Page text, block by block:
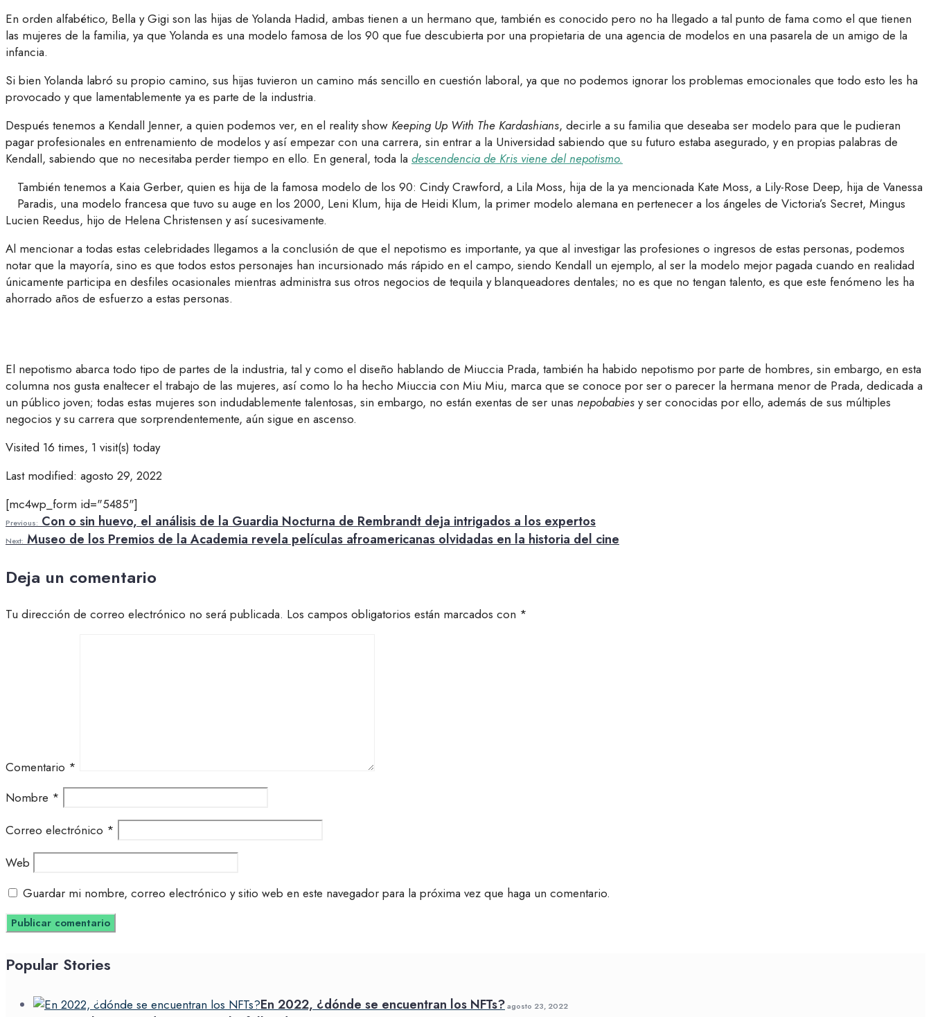
En orden alfabético, Bella y Gigi son las hijas de Yolanda Hadid, ambas tienen a un hermano que, también es conocido pero no ha llegado a tal punto de fama como el que tienen
las mujeres de la familia, ya que Yolanda es una modelo famosa de los 90 que fue descubierta por una propietaria de una agencia de modelos en una pasarela de un amigo de la
infancia.
Si bien Yolanda labró su propio camino, sus hijas tuvieron un camino más sencillo en cuestión laboral, ya que no podemos ignorar los problemas emocionales que todo esto les ha
provocado y que lamentablemente ya es parte de la industria.
Después tenemos a Kendall Jenner, a quien podemos ver, en el reality show Keeping Up With The Kardashians, decirle a su familia que deseaba ser modelo para que le pudieran
pagar profesionales en entrenamiento de modelos y así empezar con una carrera, sin entrar a la Universidad sabiendo que su futuro estaba asegurado, y en propias palabras de
Kendall, sabiendo que no necesitaba perder tiempo en ello. En general, toda la descendencia de Kris viene del nepotismo.
También tenemos a Kaia Gerber, quien es hija de la famosa modelo de los 90: Cindy Crawford, a Lila Moss, hija de la ya mencionada Kate Moss, a Lily-Rose Deep, hija de Vanessa
Paradis, una modelo francesa que tuvo su auge en los 2000, Leni Klum, hija de Heidi Klum, la primer modelo alemana en pertenecer a los ángeles de Victoria’s Secret, Mingus
Lucien Reedus, hijo de Helena Christensen y así sucesivamente.
Al mencionar a todas estas celebridades llegamos a la conclusión de que el nepotismo es importante, ya que al investigar las profesiones o ingresos de estas personas, podemos
notar que la mayoría, sino es que todos estos personajes han incursionado más rápido en el campo, siendo Kendall un ejemplo, al ser la modelo mejor pagada cuando en realidad
únicamente participa en desfiles ocasionales mientras administra sus otros negocios de tequila y blanqueadores dentales; no es que no tengan talento, es que este fenómeno les ha
ahorrado años de esfuerzo a estas personas.
El nepotismo abarca todo tipo de partes de la industria, tal y como el diseño hablando de Miuccia Prada, también ha habido nepotismo por parte de hombres, sin embargo, en esta
columna nos gusta enaltecer el trabajo de las mujeres, así como lo ha hecho Miuccia con Miu Miu, marca que se conoce por ser o parecer la hermana menor de Prada, dedicada a
un público joven; todas estas mujeres son indudablemente talentosas, sin embargo, no están exentas de ser unas nepobabies y ser conocidas por ello, además de sus múltiples
negocios y su carrera que sorprendentemente, aún sigue en ascenso.
Visited 16 times, 1 visit(s) today
Last modified: agosto 29, 2022
[mc4wp_form id="5485"]
Previous:Con o sin huevo, el análisis de la Guardia Nocturna de Rembrandt deja intrigados a los expertos
Next:Museo de los Premios de la Academia revela películas afroamericanas olvidadas en la historia del cine
Deja un comentario
Tu dirección de correo electrónico no será publicada. Los campos obligatorios están marcados con *
Comentario *
Nombre *
Correo electrónico *
Web
Guardar mi nombre, correo electrónico y sitio web en este navegador para la próxima vez que haga un comentario.
Popular Stories
En 2022, ¿dónde se encuentran los NFTs?agosto 23, 2022